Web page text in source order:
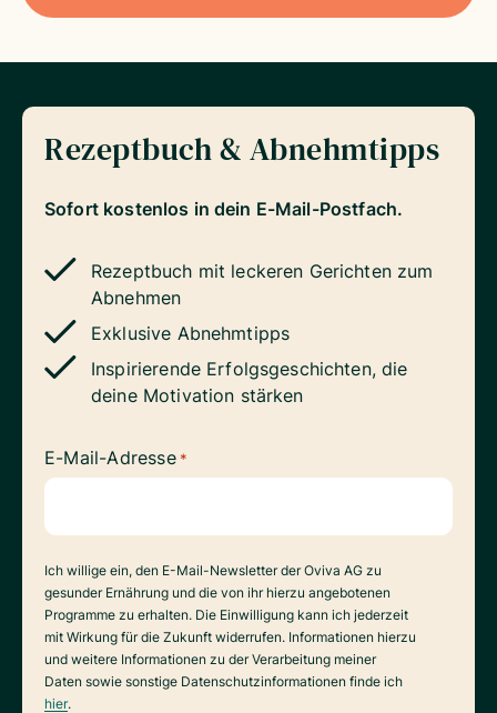
Rezeptbuch & Abnehmtipps
Sofort kostenlos in dein E-Mail-Postfach.
Rezeptbuch mit leckeren Gerichten zum
Abnehmen
Exklusive Abnehmtipps
Inspirierende Erfolgsgeschichten, die
deine Motivation stärken
E-Mail-Adresse *
Datenverarbeitung
Ich willige ein, den E-Mail-Newsletter der Oviva AG zu
gesunder Ernährung und die von ihr hierzu angebotenen
Programme zu erhalten. Die Einwilligung kann ich jederzeit
mit Wirkung für die Zukunft widerrufen. Informationen hierzu
und weitere Informationen zu der Verarbeitung meiner
Daten sowie sonstige Datenschutzinformationen finde ich
hier.